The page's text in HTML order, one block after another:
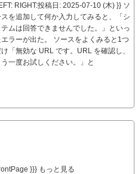
RIGHT:投稿日: 2025-07-10 (木) }} ソ
スを追加して何か入力してみると、「シ
テムは回答できませんでした。」といっ
エラーが出た。 ソースをよくみると1つ
「無効な URL です。URL を確認し、
う一度お試しください。」と
}}} もっと見る